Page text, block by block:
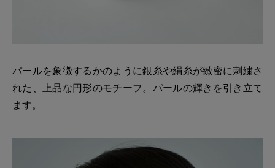
パールを象徴するかのように銀糸や絹糸が緻密に刺繍さ
れた、上品な円形のモチーフ。パールの輝きを引き立て
ます。